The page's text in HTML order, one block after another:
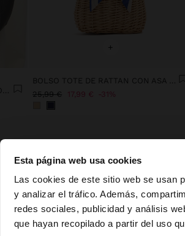
Esta página web usa cookies
Las cookies de este sitio web se usan
y analizar el tráfico. Además,
redes sociales, publicidad y análisis
que hayan recopilado a partir del uso
hola
Estás accediendo a la web
+
25,99 € 17,99 € 31%